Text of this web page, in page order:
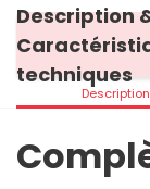
Description
techniques
Description